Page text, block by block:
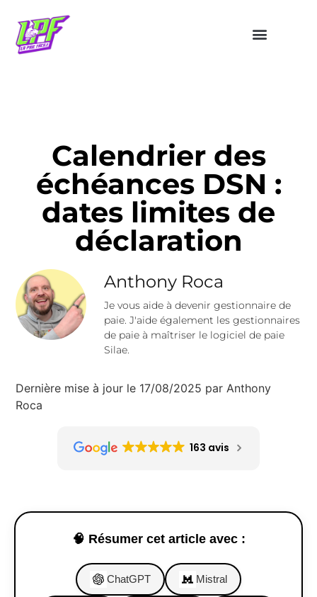
Calendrier des
échéances DSN :
dates limites de
déclaration
Anthony Roca
Je vous aide à devenir gestionnaire de
paie. J'aide également les gestionnaires
de paie à maîtriser le logiciel de paie
Silae.
Dernière mise à jour le 17/08/2025 par Anthony
Roca
163 avis
🧠 Résumer cet article avec :
ChatGPT Mistral